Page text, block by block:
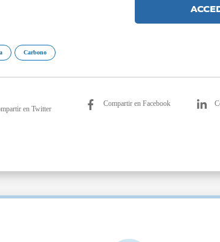
Carbono
en Twitter
Compartir en Facebook